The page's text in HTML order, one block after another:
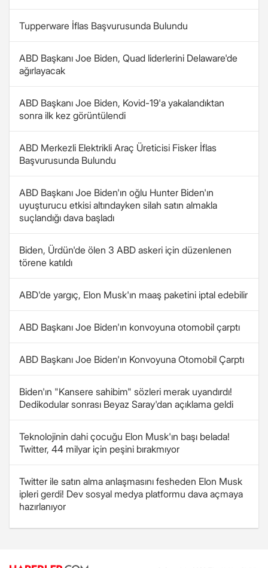
Tupperware İflas Başvurusunda Bulundu
ABD Başkanı Joe Biden, Quad liderlerini Delaware'de
ağırlayacak
ABD Başkanı Joe Biden, Kovid-19'a yakalandıktan
sonra ilk kez görüntülendi
ABD Merkezli Elektrikli Araç Üreticisi Fisker İflas
Başvurusunda Bulundu
ABD Başkanı Joe Biden'ın oğlu Hunter Biden'ın
uyuşturucu etkisi altındayken silah satın almakla
suçlandığı dava başladı
Biden, Ürdün'de ölen 3 ABD askeri için düzenlenen
törene katıldı
ABD'de yargıç, Elon Musk'ın maaş paketini iptal edebilir
ABD Başkanı Joe Biden'ın konvoyuna otomobil çarptı
ABD Başkanı Joe Biden'ın Konvoyuna Otomobil Çarptı
Biden'ın "Kansere sahibim" sözleri merak uyandırdı!
Dedikodular sonrası Beyaz Saray'dan açıklama geldi
Teknolojinin dahi çocuğu Elon Musk'ın başı belada!
Twitter, 44 milyar için peşini bırakmıyor
Twitter ile satın alma anlaşmasını fesheden Elon Musk
ipleri gerdi! Dev sosyal medya platformu dava açmaya
hazırlanıyor